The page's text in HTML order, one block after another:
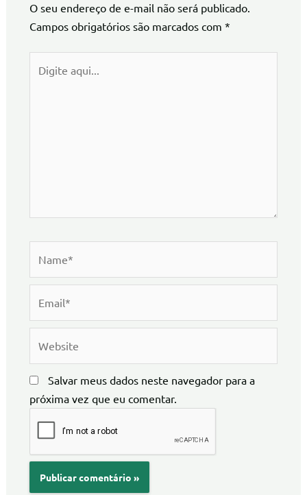
O seu endereço de e-mail não será publicado.
Campos obrigatórios são marcados com *
aqui...
Salvar meus dados neste navegador para a
próxima vez que eu comentar.